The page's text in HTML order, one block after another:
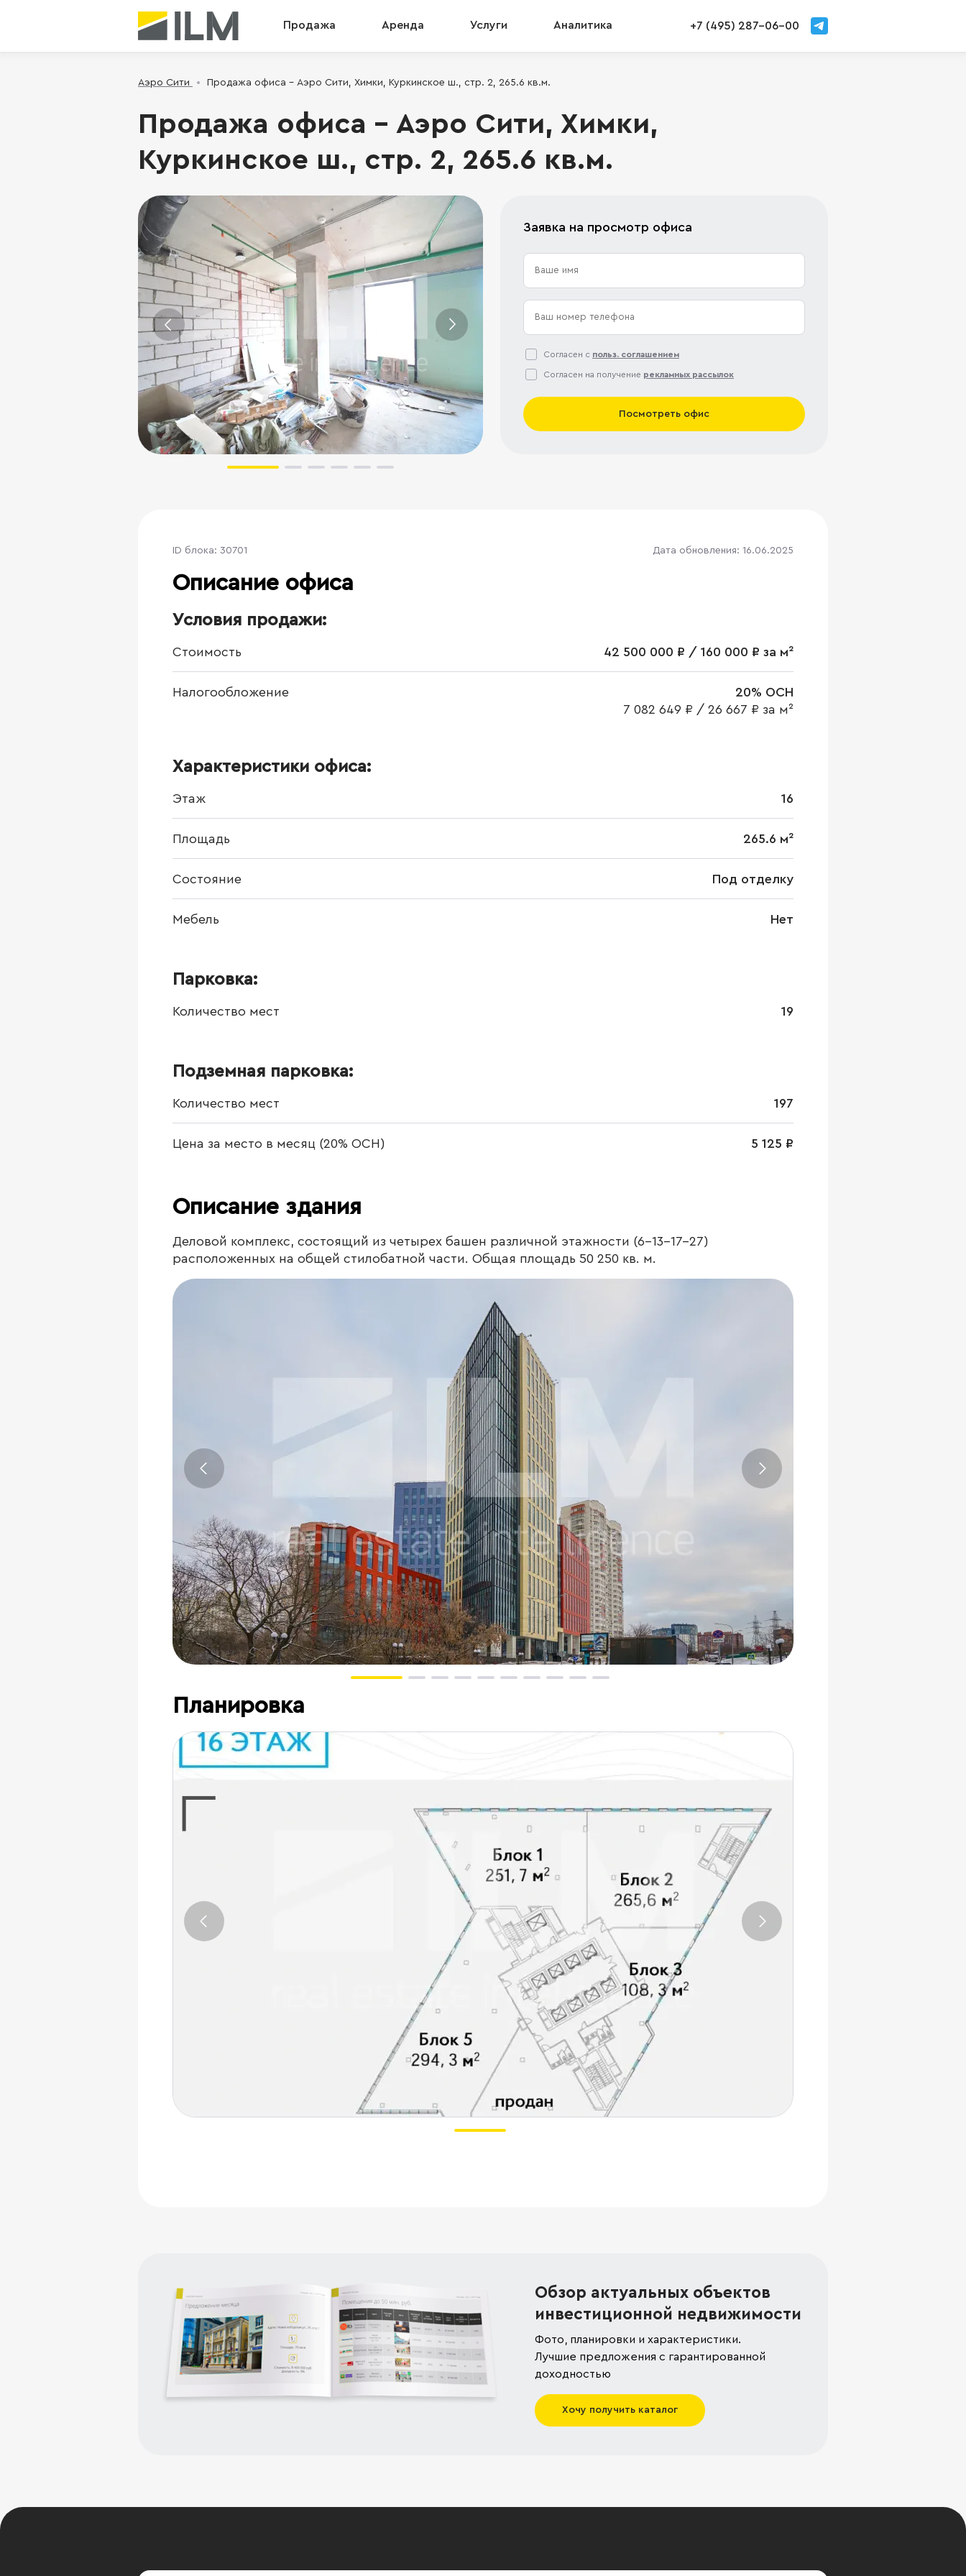
Продажа Аренда Услуги Аналитика +7 (495) 287-06-00
Аэро Сити Продажа офиса - Аэро Сити, Химки, Куркинское ш., стр. 2, 265.6 кв.м.
Продажа офиса - Аэро Сити, Химки,
Куркинское ш., стр. 2, 265.6 кв.м.
Заявка на просмотр офиса
Согласен с польз. соглашением
Согласен на получение рекламных рассылок
Посмотреть офис
ID блока: 30701 Дата обновления: 16.06.2025
Описание офиса
Условия продажи:
Стоимость 42 500 000 ₽ / 160 000 ₽ за м²
Налогообложение
20% ОСН
7 082 649 ₽ / 26 667 ₽ за м²
Характеристики офиса:
Этаж 16
Площадь 265.6 м²
Состояние Под отделку
Мебель Нет
Парковка:
Количество мест 19
Подземная парковка:
Количество мест 197
Цена за место в месяц (20% ОСН) 5 125 ₽
Описание здания
Деловой комплекс, состоящий из четырех башен различной этажности (6-13-17-27)
расположенных на общей стилобатной части. Общая площадь 50 250 кв. м.
Планировка
Обзор актуальных объектов
инвестиционной недвижимости
Фото, планировки и характеристики.
Лучшие предложения с гарантированной
доходностью
Хочу получить каталог